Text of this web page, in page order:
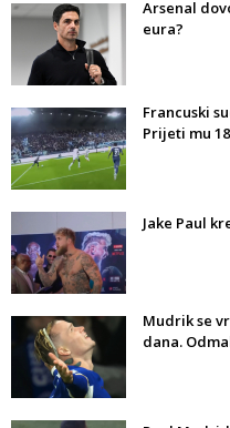
Arsenal
eura?
Francuski
Prijeti mu
Jake Paul
Mudrik se
dana.